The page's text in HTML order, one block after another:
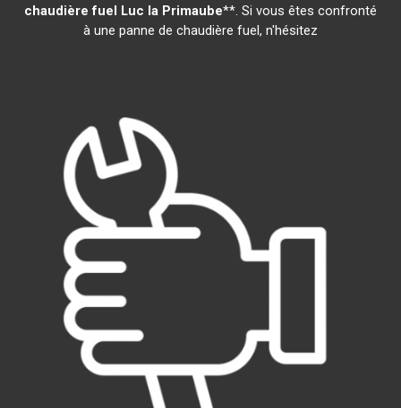
chaudière fuel Luc la Primaube**. Si vous êtes confronté
à une panne de chaudière fuel, n'hésitez